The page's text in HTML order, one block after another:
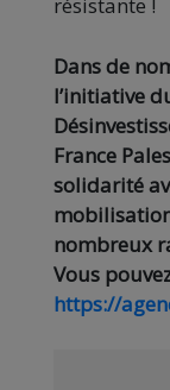
résistante !
Dans de
l’initiative
France
solidarité
nombreux
Vous
https://